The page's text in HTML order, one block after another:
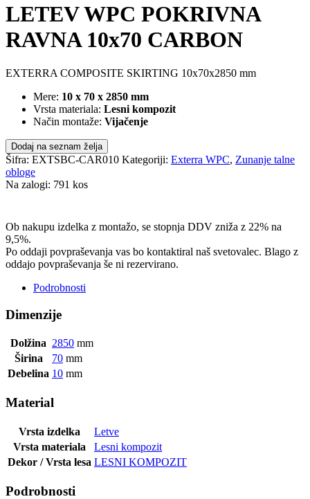
LETEV WPC POKRIVNA
RAVNA 10x70 CARBON
EXTERRA COMPOSITE SKIRTING 10x70x2850 mm
Mere: 10 x 70 x 2850 mm
Vrsta materiala: Lesni kompozit
Način montaže: Vijačenje
Dodaj na seznam želja
Šifra: EXTSBC-CAR010 Kategoriji: Exterra WPC, Zunanje talne
obloge
Na zalogi: 791 kos
Ob nakupu izdelka z montažo, se stopnja DDV zniža z 22% na
9,5%.
Po oddaji povpraševanja vas bo kontaktiral naš svetovalec. Blago z
oddajo povpraševanja še ni rezervirano.
Podrobnosti
Dimenzije
Dolžina 2850 mm
Širina
70 mm
Debelina 10 mm
Material
Vrsta izdelka
Letve
Vrsta materiala
Lesni kompozit
Dekor / Vrsta lesa LESNI KOMPOZIT
Podrobnosti